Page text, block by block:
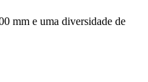
mm e uma diversidade de